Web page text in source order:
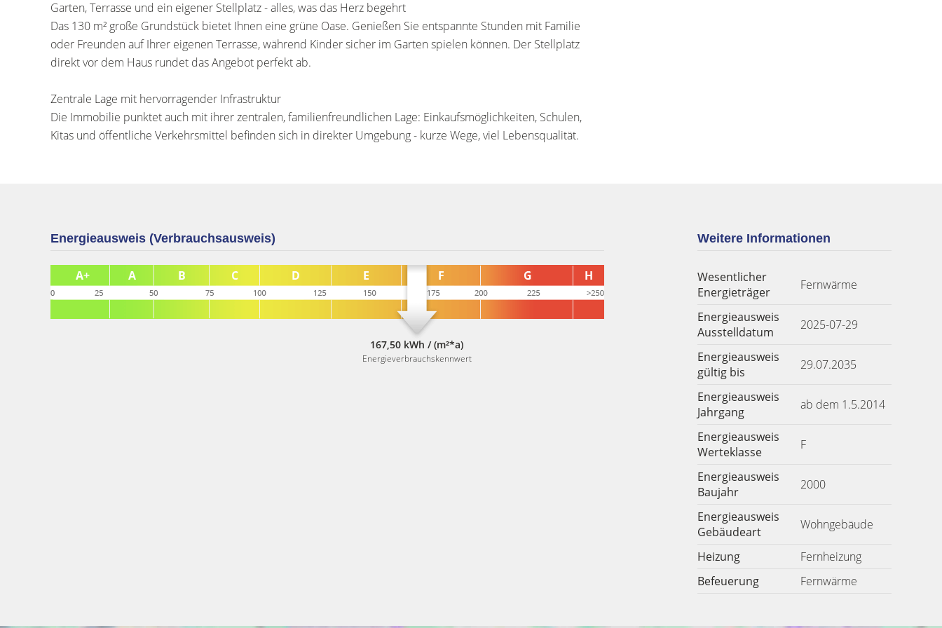
Garten, Terrasse und ein eigener Stellplatz - alles, was das Herz begehrt
Das 130 m² große Grundstück bietet Ihnen eine grüne Oase. Genießen Sie entspannte Stunden mit Familie
oder Freunden auf Ihrer eigenen Terrasse, während Kinder sicher im Garten spielen können. Der Stellplatz
direkt vor dem Haus rundet das Angebot perfekt ab.
Zentrale Lage mit hervorragender Infrastruktur
Die Immobilie punktet auch mit ihrer zentralen, familienfreundlichen Lage: Einkaufsmöglichkeiten, Schulen,
Kitas und öffentliche Verkehrsmittel befinden sich in direkter Umgebung - kurze Wege, viel Lebensqualität.
Energieausweis (Verbrauchsausweis)
167,50 kWh / (m²*a)
Energieverbrauchskennwert
Weitere Informationen
Wesentlicher
Energieträger
Fernwärme
Energieausweis
Ausstelldatum
2025-07-29
Energieausweis
gültig bis
29.07.2035
Energieausweis
Jahrgang
ab dem 1.5.2014
Energieausweis
Werteklasse
F
Energieausweis
Baujahr
2000
Energieausweis
Gebäudeart
Wohngebäude
Heizung
Fernheizung
Befeuerung
Fernwärme